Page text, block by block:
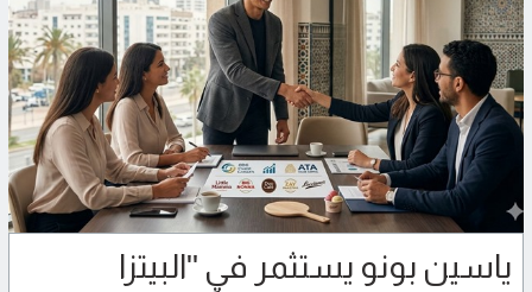
ياسين بونو يستثمر في "البيتزا